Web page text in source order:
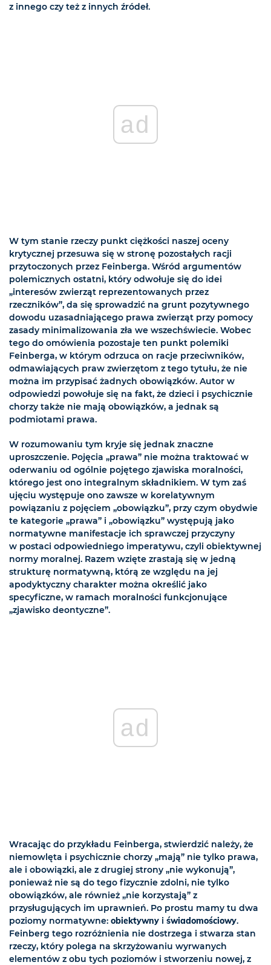
z innego czy też z innych źródeł.
ad
W tym stanie rzeczy punkt ciężkości naszej oceny
krytycznej przesuwa się w stronę pozostałych racji
przytoczonych przez Feinberga. Wśród argumentów
polemicznych ostatni, który odwołuje się do idei
„interesów zwierząt reprezentowanych przez
rzeczników”, da się sprowadzić na grunt pozytywnego
dowodu uzasadniającego prawa zwierząt przy pomocy
zasady minimalizowania zła we wszechświecie. Wobec
tego do omówienia pozostaje ten punkt polemiki
Feinberga, w którym odrzuca on racje przeciwników,
odmawiających praw zwierzętom z tego tytułu, że nie
można im przypisać żadnych obowiązków. Autor w
odpowiedzi powołuje się na fakt, że dzieci i psychicznie
chorzy także nie mają obowiązków, a jednak są
podmiotami prawa.
W rozumowaniu tym kryje się jednak znaczne
uproszczenie. Pojęcia „prawa” nie można traktować w
oderwaniu od ogólnie pojętego zjawiska moralności,
którego jest ono integralnym składnikiem. W tym zaś
ujęciu występuje ono zawsze w korelatywnym
powiązaniu z pojęciem „obowiązku”, przy czym obydwie
te kategorie „prawa” i „obowiązku” występują jako
normatywne manifestacje ich sprawczej przyczyny
w postaci odpowiedniego imperatywu, czyli obiektywnej
normy moralnej. Razem wzięte zrastają się w jedną
strukturę normatywną, którą ze względu na jej
apodyktyczny charakter można określić jako
specyficzne, w ramach moralności funkcjonujące
„zjawisko deontyczne”.
ad
Wracając do przykładu Feinberga, stwierdzić należy, że
niemowlęta i psychicznie chorzy „mają” nie tylko prawa,
ale i obowiązki, ale z drugiej strony „nie wykonują”,
ponieważ nie są do tego fizycznie zdolni, nie tylko
obowiązków, ale również „nie korzystają” z
przysługujących im uprawnień. Po prostu mamy tu dwa
poziomy normatywne: obiektywny i świadomościowy.
Feinberg tego rozróżnienia nie dostrzega i stwarza stan
rzeczy, który polega na skrzyżowaniu wyrwanych
elementów z obu tych poziomów i stworzeniu nowej, z